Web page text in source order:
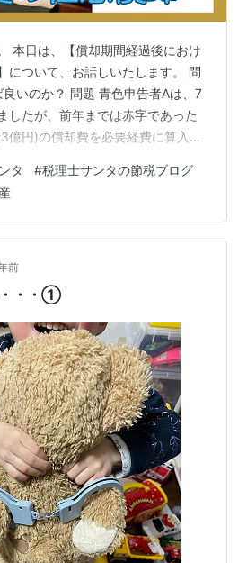
本日は、【償却期間経過後におけ
について、お話しいたします。 問
いのか？ 問題 青色申告者Aは、7
したが、前年までは赤字であった
億円)の償却費を必要経費に算入し
おいて、各1億5千万円の償却費
ることができるのでしょうか？ 答
延資産の未償却残高は、 いつでも
に算入することができます。 繰延
計算については、 60か月の均等
タ #税理士サンタの節税ブログ
前
・・・①